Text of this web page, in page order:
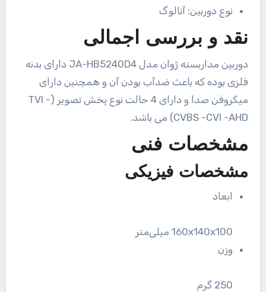
نوع دوربین: آنالوگ
نقد و بررسی اجمالی
دوربین مداربسته ژوان مدل JA-HB5240D4 دارای بدنه
فلزی بوده که باعث ضدآب بودن آن و همچنین دارای
میکروفن صدا و دارای 4 حالت نوع پخش تصویر (TVI -
CVBS -CVI -AHD) می باشد.
مشخصات فنی
مشخصات فیزیکی
ابعاد
160x140x100 میلی‌متر
وزن
250 گرم